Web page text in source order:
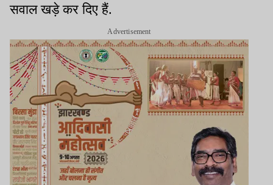
सवाल खड़े कर दिए हैं.
Advertisement